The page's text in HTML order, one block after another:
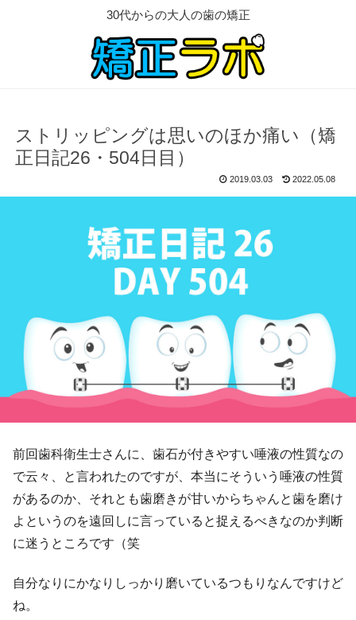
30代からの大人の歯の矯正
ストリッピングは思いのほか痛い（矯
正日記26・504日目）
2019.03.03 2022.05.08
前回歯科衛生士さんに、歯石が付きやすい唾液の性質なの
で云々、と言われたのですが、本当にそういう唾液の性質
があるのか、それとも歯磨きが甘いからちゃんと歯を磨け
よというのを遠回しに言っていると捉えるべきなのか判断
に迷うところです（笑
自分なりにかなりしっかり磨いているつもりなんですけど
ね。